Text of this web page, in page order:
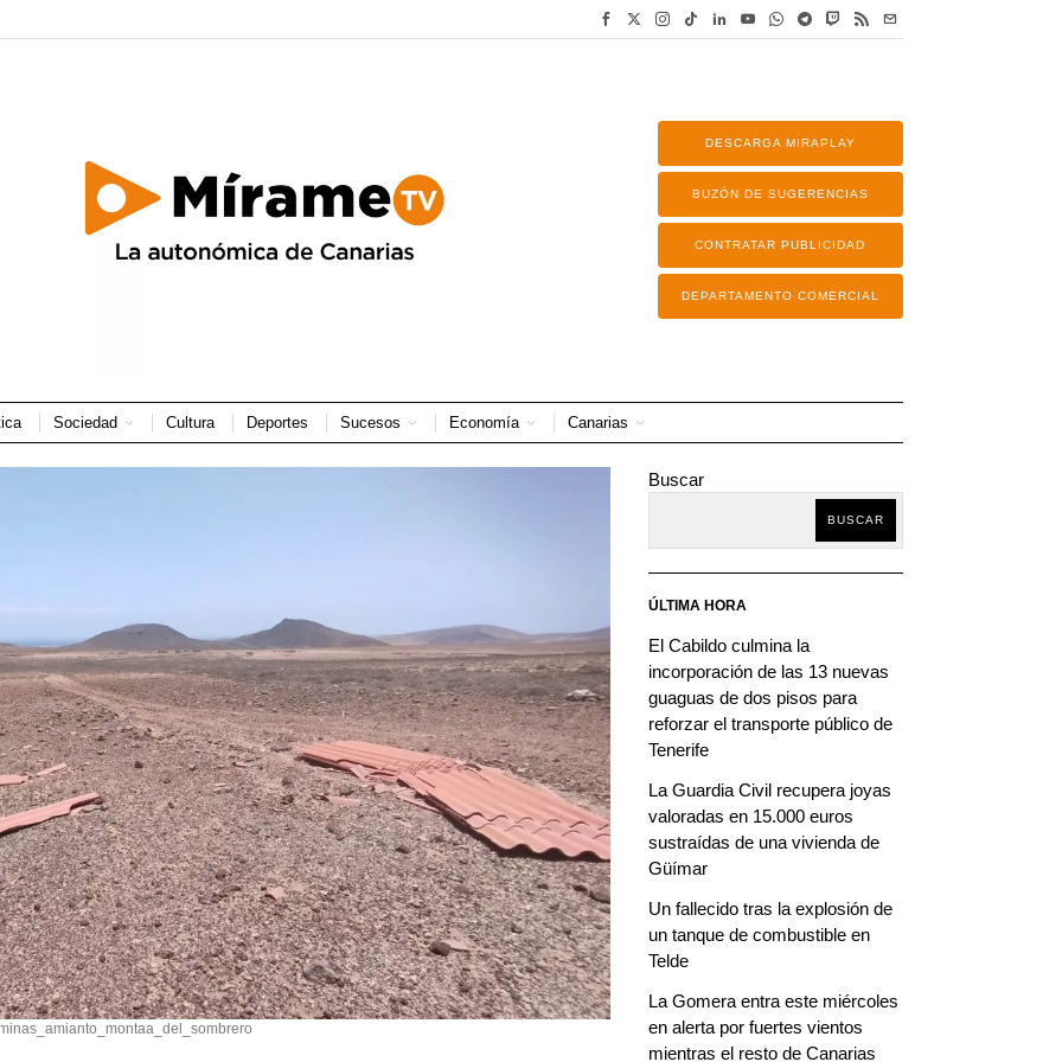
DESCARGA MIRAPLAY
BUZÓN DE SUGERENCIAS
CONTRATAR PUBLICIDAD
DEPARTAMENTO COMERCIAL
Sociedad Cultura Deportes Sucesos Economía Canarias
Buscar
BUSCAR
ÚLTIMA HORA
El Cabildo culmina la
incorporación de las 13 nuevas
guaguas de dos pisos para
reforzar el transporte público de
Tenerife
La Guardia Civil recupera joyas
valoradas en 15.000 euros
sustraídas de una vivienda de
Güímar
Un fallecido tras la explosión de
un tanque de combustible en
Telde
La Gomera entra este miércoles
en alerta por fuertes vientos
mientras el resto de Canarias